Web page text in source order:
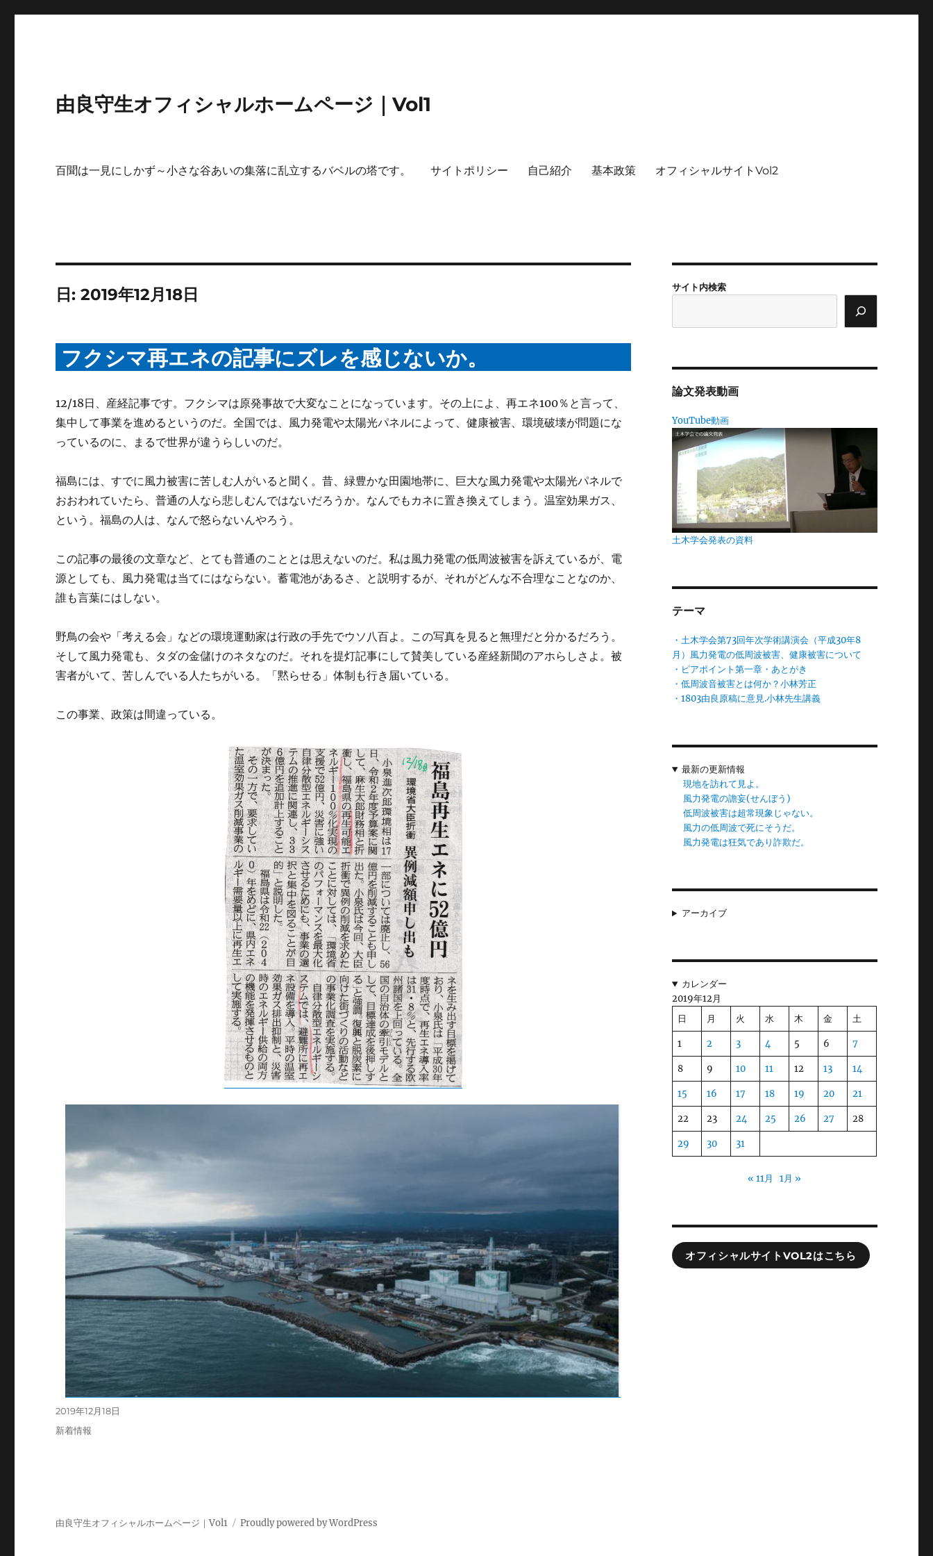
由良守生オフィシャルホームページ｜Vol1
百聞は一見にしかず～小さな谷あいの集落に乱立するバベルの塔です。 サイトポリシー 自己紹介 基本政策 オフィシャルサイトVol2
日:2019年12月18日
フクシマ再エネの記事にズレを感じないか。
12/18日、産経記事です。フクシマは原発事故で大変なことになっています。その上によ、再エネ100％と言って、
集中して事業を進めるというのだ。全国では、風力発電や太陽光パネルによって、健康被害、環境破壊が問題にな
っているのに、まるで世界が違うらしいのだ。
福島には、すでに風力被害に苦しむ人がいると聞く。昔、緑豊かな田園地帯に、巨大な風力発電や太陽光パネルで
おおわれていたら、普通の人なら悲しむんではないだろうか。なんでもカネに置き換えてしまう。温室効果ガス、
という。福島の人は、なんで怒らないんやろう。
この記事の最後の文章など、とても普通のこととは思えないのだ。私は風力発電の低周波被害を訴えているが、電
源としても、風力発電は当てにはならない。蓄電池があるさ、と説明するが、それがどんな不合理なことなのか、
誰も言葉にはしない。
野鳥の会や「考える会」などの環境運動家は行政の手先でウソ八百よ。この写真を見ると無理だと分かるだろう。
そして風力発電も、タダの金儲けのネタなのだ。それを提灯記事にして賛美している産経新聞のアホらしさよ。被
害者がいて、苦しんでいる人たちがいる。「黙らせる」体制も行き届いている。
この事業、政策は間違っている。
投
稿
日:
2019年12月18日
カ
新着情報
サイト内検索
論文発表動画
YouTube動画
土木学会発表の資料
テーマ
・土木学会第73回年次学術講演会（平成30年8
月）風力発電の低周波被害、健康被害について
・ピアポイント第一章・あとがき
・低周波音被害とは何か？小林芳正
・1803由良原稿に意見.小林先生講義
最新の更新情報
現地を訪れて見よ。
風力発電の譫妄(せんぼう)
低周波被害は超常現象じゃない。
風力の低周波で死にそうだ。
風力発電は狂気であり詐欺だ。
アーカイブ
カレンダー
2019年12月
日
月 火 水 木 金 土
1 2 3 4 5 6 7
8 9 10 11 12 13 14
15 16 17 18 19 20 21
22 23 24 25 26 27 28
29 30 31
« 11月 1月 »
オフィシャルサイトVOL2はこちら
由良守生オフィシャルホームページ｜Vol1 Proudly powered by WordPress